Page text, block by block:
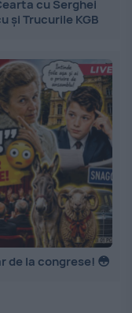
cu Serghei
și Trucurile KGB
de la congrese! 😳